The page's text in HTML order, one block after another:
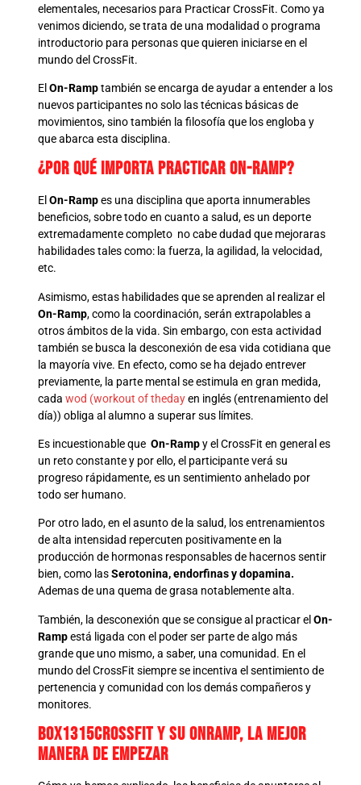
elementales, necesarios para Practicar CrossFit. Como ya
venimos diciendo, se trata de una modalidad o programa
introductorio para personas que quieren iniciarse en el
mundo del CrossFit.
ElOn-Ramptambién se encarga de ayudar a entender a los
nuevos participantes no solo las técnicas básicas de
movimientos, sino también la filosofía que los engloba y
que abarca esta disciplina.
¿Por qué importa practicar On-Ramp?
ElOn-Rampes una disciplina que aporta innumerables
beneficios, sobre todo en cuanto a salud, es un deporte
extremadamente completo no cabe dudad que mejoraras
habilidades tales como: la fuerza, la agilidad, la velocidad,
etc.
Asimismo, estas habilidades que se aprenden al realizar el
On-Ramp, como la coordinación, serán extrapolables a
otros ámbitos de la vida. Sin embargo, con esta actividad
también se busca la desconexión de esa vida cotidiana que
la mayoría vive. En efecto, como se ha dejado entrever
previamente, la parte mental se estimula en gran medida,
cadawod (workout of thedayen inglés (entrenamiento del
día)) obliga al alumno a superar sus límites.
Es incuestionable queOn-Rampy el CrossFit en general es
un reto constante y por ello, el participante verá su
progreso rápidamente, es un sentimiento anhelado por
todo ser humano.
Por otro lado, en el asunto de la salud, los entrenamientos
de alta intensidad repercuten positivamente en la
producción de hormonas responsables de hacernos sentir
bien, como lasSerotonina, endorfinas y dopamina.
Ademas de una quema de grasa notablemente alta.
También, la desconexión que se consigue al practicar elOn-
Rampestá ligada con el poder ser parte de algo más
grande que uno mismo, a saber, una comunidad. En el
mundo del CrossFit siempre se incentiva el sentimiento de
pertenencia y comunidad con los demás compañeros y
monitores.
Box1315CrossFit y su OnRamp, la mejor
manera de empezar